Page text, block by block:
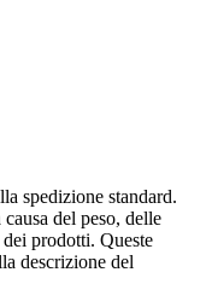
spedizione standard.
del peso, delle
prodotti. Queste
descrizione del